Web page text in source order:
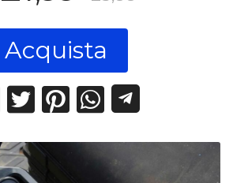
Acquista